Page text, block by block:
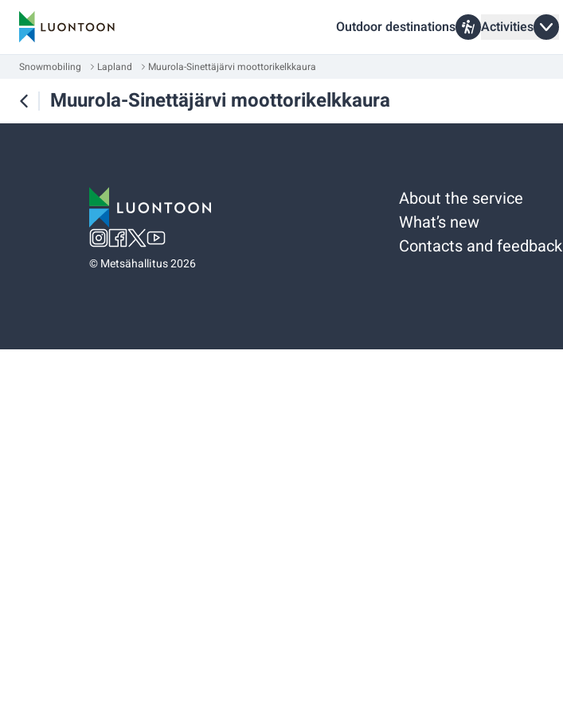
Outdoor destinations Activities
Snowmobiling Lapland Muurola-Sinettäjärvi moottorikelkkaura
Muurola-Sinettäjärvi moottorikelkkaura
©Metsähallitus 2026
About the service
What’s new
Contacts and feedback